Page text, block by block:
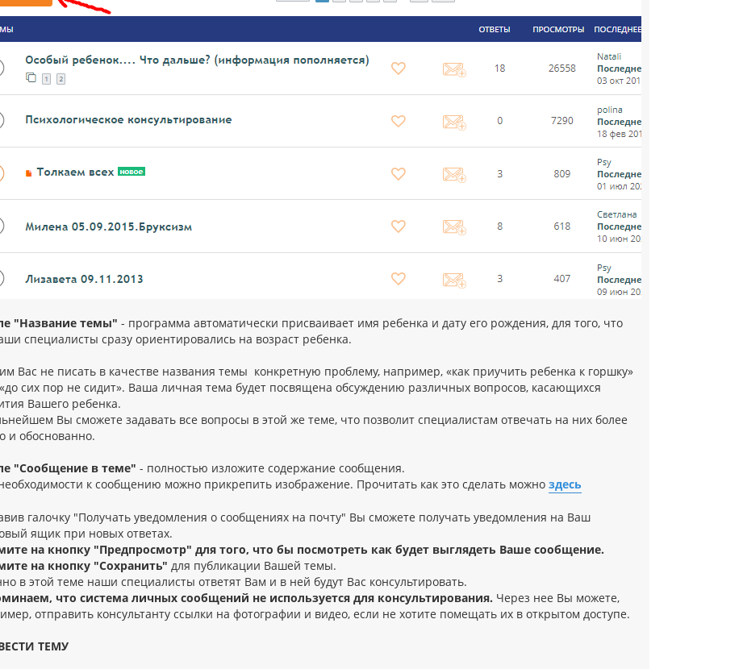
"Название темы" - программа автоматически присваивает имя ребенка и дату его рождения, для того, что
специалисты сразу ориентировались на возраст ребенка.
Вас не писать в качестве названия темы конкретную проблему, например, «как приучить ребенка к горшку»
сих пор не сидит». Ваша личная тема будет посвящена обсуждению различных вопросов, касающихся
Вашего ребенка.
Вы сможете задавать все вопросы в этой же теме, что позволит специалистам отвечать на них более
и обоснованно.
"Сообщение в теме"- полностью изложите содержание сообщения.
к сообщению можно прикрепить изображение. Прочитать как это сделать можноздесь
галочку "Получать уведомления о сообщениях на почту" Вы сможете получать уведомления на Ваш
ящик при новых ответах.
на кнопку "Предпросмотр" для того, что бы посмотреть как будет выглядеть Ваше сообщение.
на кнопку "Сохранить" для публикации Вашей темы.
в этой теме наши специалисты ответят Вам и в ней будут Вас консультировать.
что система личных сообщений не используется для консультирования. Через нее Вы можете,
отправить консультанту ссылки на фотографии и видео, если не хотите помещать их в открытом доступе.
ТЕМУ